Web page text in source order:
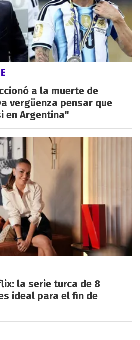
a la muerte de
vergüenza pensar que
en Argentina"
la serie turca de 8
ideal para el fin de